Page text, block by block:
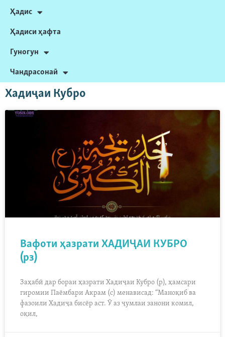
Ҳадис
Ҳадиси ҳафта
Гуногун
Чандрасонаӣ
Хадиҷаи Кубро
Вафоти ҳазрати ХАДИҶАИ КУБРО
(рз)
Заҳабӣ дар бораи ҳазрати Хадиҷаи Кубро (р), ҳамсари
гиромии Паёмбари Акрам (с) менависад: “Маноқиб ва
фазоили Хадиҷа бисёр аст. Ӯ аз ҷумлаи занони комил,
оқил,